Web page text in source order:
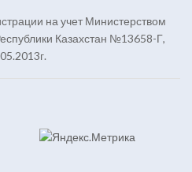
на учет Министерством
Казахстан №13658-Г,